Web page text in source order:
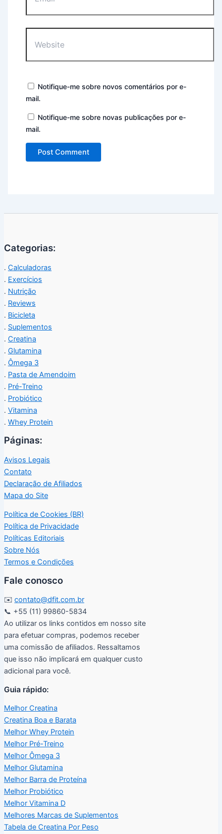
Notifique-me sobre novos comentários por e-
mail.
Notifique-me sobre novas publicações por e-
mail.
Categorias:
. Calculadoras
. Exercícios
. Nutrição
. Reviews
. Bicicleta
. Suplementos
. Creatina
. Glutamina
. Ômega 3
. Pasta de Amendoim
. Pré-Treino
. Probiótico
. Vitamina
. Whey Protein
Páginas:
Avisos Legais
Contato
Declaração de Afiliados
Mapa do Site
Política de Cookies (BR)
Política de Privacidade
Políticas Editoriais
Sobre Nós
Termos e Condições
Fale conosco
✉️ contato@dfit.com.br
📞 +55 (11) 99860-5834
Ao utilizar os links contidos em nosso site
para efetuar compras, podemos receber
uma comissão de afiliados. Ressaltamos
que isso não implicará em qualquer custo
adicional para você.
Guia rápido:
Melhor Creatina
Creatina Boa e Barata
Melhor Whey Protein
Melhor Pré-Treino
Melhor Ômega 3
Melhor Glutamina
Melhor Barra de Proteína
Melhor Probiótico
Melhor Vitamina D
Melhores Marcas de Suplementos
Tabela de Creatina Por Peso